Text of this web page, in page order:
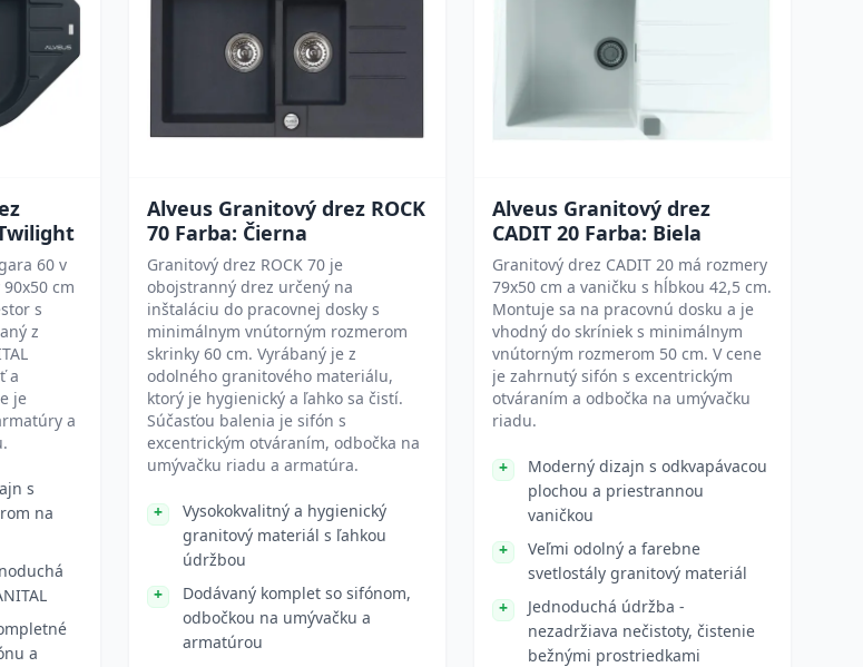
60 v
cm
s
z
a
je
a
s
na
a
Alveus Granitový drez ROCK
70 Farba: Čierna
Granitový drez ROCK 70 je
obojstranný drez určený na
inštaláciu do pracovnej dosky s
minimálnym vnútorným rozmerom
skrinky 60 cm. Vyrábaný je z
odolného granitového materiálu,
ktorý je hygienický a ľahko sa čistí.
Súčasťou balenia je sifón s
excentrickým otváraním, odbočka na
umývačku riadu a armatúra.
Vysokokvalitný a hygienický
granitový materiál s ľahkou
údržbou
Dodávaný komplet so sifónom,
odbočkou na umývačku a
armatúrou
Alveus Granitový drez
CADIT 20 Farba: Biela
Granitový drez CADIT 20 má rozmery
79x50 cm a vaničku s hĺbkou 42,5 cm.
Montuje sa na pracovnú dosku a je
vhodný do skríniek s minimálnym
vnútorným rozmerom 50 cm. V cene
je zahrnutý sifón s excentrickým
otváraním a odbočka na umývačku
riadu.
Moderný dizajn s odkvapávacou
plochou a priestrannou
vaničkou
Veľmi odolný a farebne
svetlostály granitový materiál
Jednoduchá údržba -
nezadržiava nečistoty, čistenie
bežnými prostriedkami